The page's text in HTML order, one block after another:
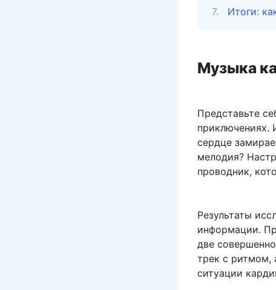
Итоги:
Музыка
Представьте
приключениях.
сердце
мелодия?
проводник,
Результаты
информации.
две
трек с ритмом,
ситуации